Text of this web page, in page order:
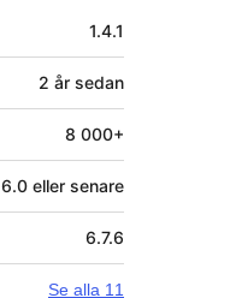
1.4.1
2 år sedan
8 000+
6.0 eller senare
6.7.6
Se alla 11